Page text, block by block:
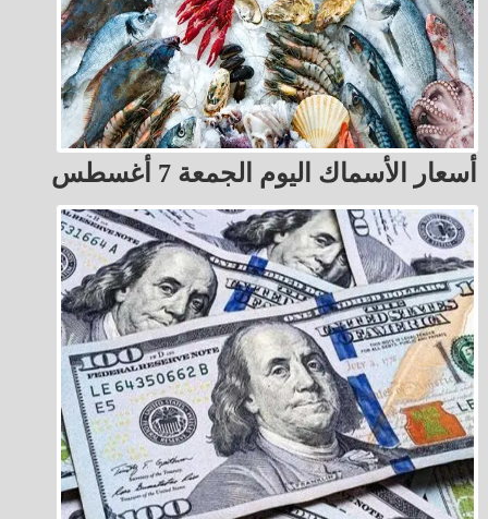
أسعار الأسماك اليوم الجمعة 7 أغسطس